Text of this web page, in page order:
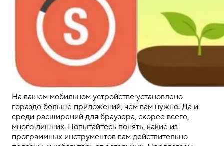
На вашем мобильном устройстве установлено
гораздо больше приложений, чем вам нужно. Да и
среди расширений для браузера, скорее всего,
много лишних. Попытайтесь понять, какие из
программных инструментов вам действительно